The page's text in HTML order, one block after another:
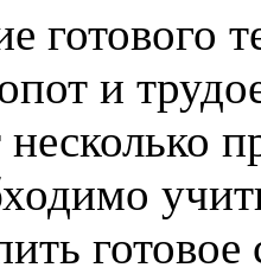
готового
и
готовое